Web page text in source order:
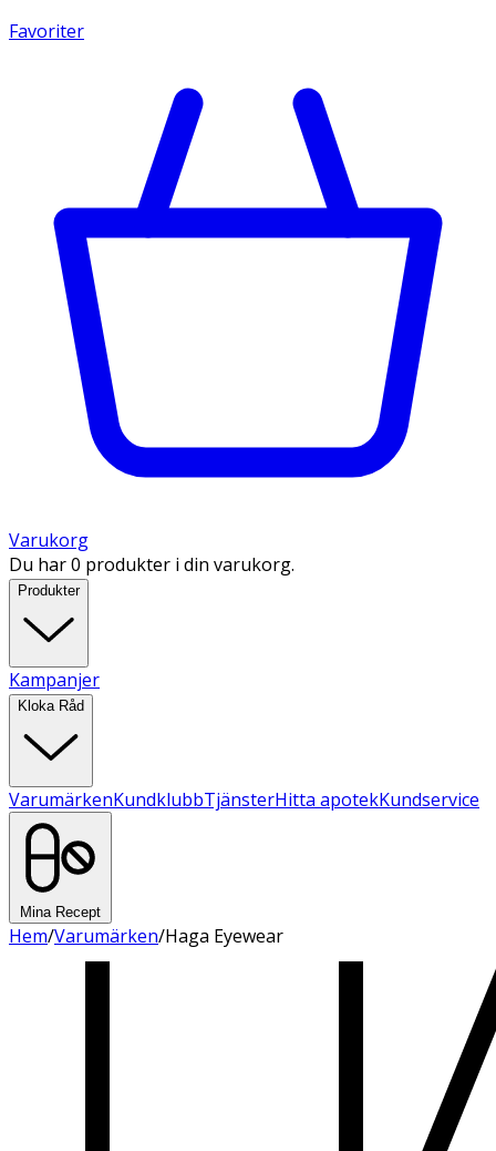
Favoriter
Varukorg
Du har 0 produkter i din varukorg.
Produkter
Kampanjer
Kloka Råd
VarumärkenKundklubbTjänsterHitta apotekKundservice
Mina Recept
Hem/Varumärken/Haga Eyewear